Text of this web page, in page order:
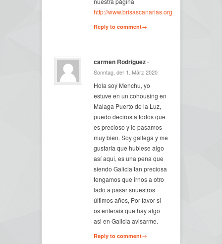
http://www.brisascanarias.org
Reply to comment→
carmen Rodriguez-
Sonntag, der 1. März 2020
Hola soy Menchu, yo
estuve en un cohousing en
Malaga Puerto de la Luz,
puedo deciros a todos que
es precioso y lo pasamos
muy bien. Soy gallega y me
gustaría que hubiese algo
así aqui, es una pena que
siendo Galicia tan preciosa
tengamos que irnos a otro
lado a pasar snuestros
últimos años, Por favor si
os enterais que hay algo
asi en Galicia avisarme.
Reply to comment→